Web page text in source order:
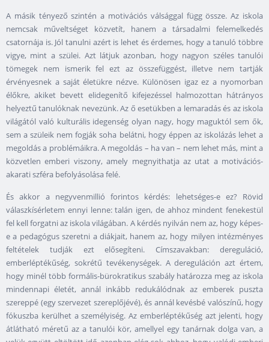
A másik tényező szintén a motivációs válsággal függ össze. Az iskola
nemcsak műveltséget közvetít, hanem a társadalmi felemelkedés
csatornája is. Jól tanulni azért is lehet és érdemes, hogy a tanuló többre
vigye, mint a szülei. Azt látjuk azonban, hogy nagyon széles tanulói
tömegek nem ismerik fel ezt az összefüggést, illetve nem tartják
érvényesnek a saját életükre nézve. Különösen igaz ez a nyomorban
élőkre, akiket bevett elidegenítő kifejezéssel halmozottan hátrányos
helyeztű tanulóknak nevezünk. Az ő esetükben a lemaradás és az iskola
világától való kulturális idegenség olyan nagy, hogy maguktól sem ők,
sem a szüleik nem fogják soha belátni, hogy éppen az iskolázás lehet a
megoldás a problémáikra. A megoldás – ha van – nem lehet más, mint a
közvetlen emberi viszony, amely megnyithatja az utat a motivációs-
akarati szféra befolyásolása felé.
És akkor a negyvenmillió forintos kérdés: lehetséges-e ez? Rövid
válaszkísérletem ennyi lenne: talán igen, de ahhoz mindent fenekestül
fel kell forgatni az iskola világában. A kérdés nyilván nem az, hogy képes-
e a pedagógus szeretni a diákjait, hanem az, hogy milyen intézményes
feltételek tudják ezt elősegíteni. Címszavakban: dereguláció,
emberléptékűség, sokrétű tevékenységek. A dereguláción azt értem,
hogy minél több formális-bürokratikus szabály határozza meg az iskola
mindennapi életét, annál inkább redukálódnak az emberek puszta
szereppé (egy szervezet szereplőjévé), és annál kevésbé valószínű, hogy
fókuszba kerülhet a személyiség. Az emberléptékűség azt jelenti, hogy
átlátható méretű az a tanulói kör, amellyel egy tanárnak dolga van, a